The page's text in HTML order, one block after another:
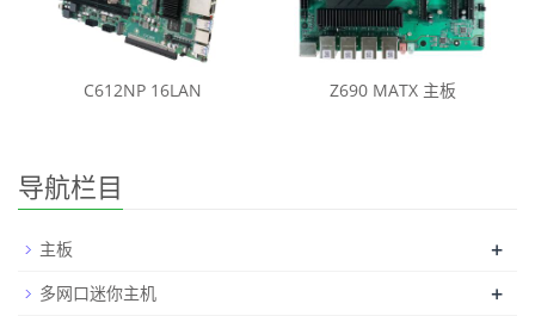
C612NP 16LAN Z690 MATX 主板
导航栏目
主板 +
多网口迷你主机 +